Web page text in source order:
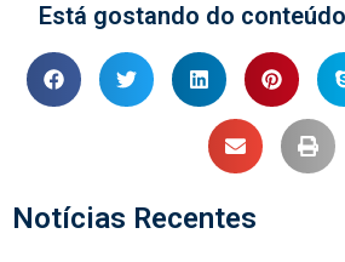
Está gostando do
Notícias Recentes